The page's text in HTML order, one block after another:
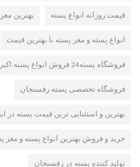
قیمت روزانه انواع پسته بهترین
انواع پسته و مغز پسته با بهترین قیمت
فروشگاه پسته24 فروش انواع پسته اکبری در ایران
فروشگاه تخصصی پسته رفسنجان
بهترین و استثنایی ترین قیمت پسته در
خرید و فروش بهترین انواع پسته و مغز
تولید کننده پسته در رفسنجان